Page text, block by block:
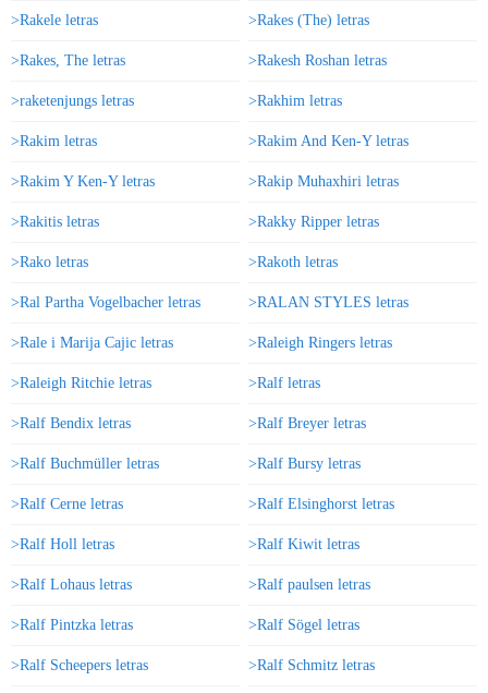
>Rakele letras >Rakes (The) letras
>Rakes, The letras >Rakesh Roshan letras
>raketenjungs letras >Rakhim letras
>Rakim letras >Rakim And Ken-Y letras
>Rakim Y Ken-Y letras >Rakip Muhaxhiri letras
>Rakitis letras >Rakky Ripper letras
>Rako letras >Rakoth letras
>Ral Partha Vogelbacher letras >RALAN STYLES letras
>Rale i Marija Cajic letras >Raleigh Ringers letras
>Raleigh Ritchie letras >Ralf letras
>Ralf Bendix letras >Ralf Breyer letras
>Ralf Buchmüller letras >Ralf Bursy letras
>Ralf Cerne letras >Ralf Elsinghorst letras
>Ralf Holl letras >Ralf Kiwit letras
>Ralf Lohaus letras >Ralf paulsen letras
>Ralf Pintzka letras >Ralf Sögel letras
>Ralf Scheepers letras >Ralf Schmitz letras